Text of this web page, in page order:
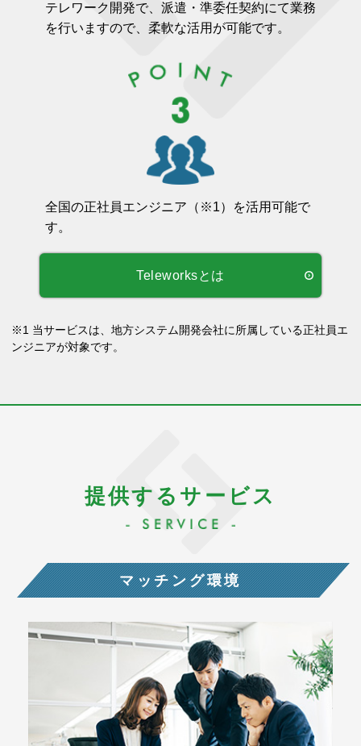
テレワーク開発で、派遣・準委任契約にて業務
を⾏いますので、柔軟な活⽤が可能です。
全国の正社員エンジニア（※1）を活⽤可能で
す。
Teleworksとは
※1 当サービスは、地方システム開発会社に所属している正社員エ
ンジニアが対象です。
提供するサービス
マッチング環境